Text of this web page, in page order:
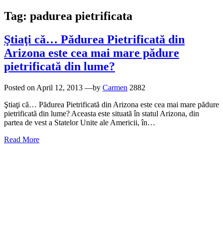
Tag: padurea pietrificata
Ştiaţi că… Pădurea Pietrificată din
Arizona este cea mai mare pădure
pietrificată din lume?
Posted on April 12, 2013 —by Carmen 2882
Ştiaţi că… Pădurea Pietrificată din Arizona este cea mai mare pădure
pietrificată din lume? Aceasta este situată în statul Arizona, din
partea de vest a Statelor Unite ale Americii, în…
Read More